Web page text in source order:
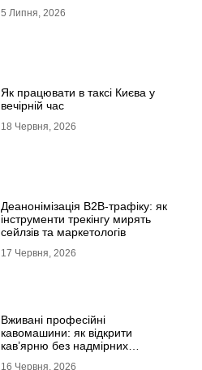
5 Липня, 2026
Як працювати в таксі Києва у
вечірній час
18 Червня, 2026
Деанонімізація B2B-трафіку: як
інструменти трекінгу мирять
сейлзів та маркетологів
17 Червня, 2026
Вживані професійні
кавомашини: як відкрити
кав’ярню без надмірних
16 Червня, 2026